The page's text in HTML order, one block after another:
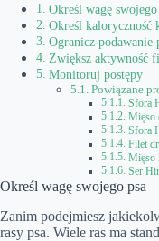
Określ wagę swojego
Określ kaloryczność
Ogranicz podawanie
Zwiększ aktywność
Monitoruj postępy
Powiązane
Sfora
Mięso
Sfora
Filet
Mięso
Ser
Określ wagę swojego psa
Zanim podejmiesz
rasy psa. Wiele ras ma